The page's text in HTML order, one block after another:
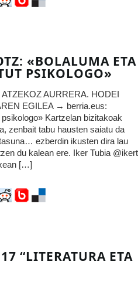
«BOLALUMA ETA
PSIKOLOGO»
AURRERA. HODEI
EGILEA → berria.eus:
Kartzelan bizitakoak
zenbait tabu hausten saiatu da
ezberdin ikusten dira lau
du kalean ere. Iker Tubia
[…]
“LITERATURA ETA